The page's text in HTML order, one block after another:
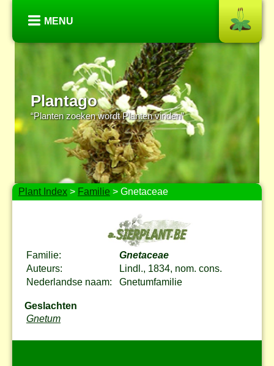
MENU
Plantago
“Planten zoeken wordt Planten vinden”
Plant Index > Familie > Gnetaceae
Familie:
Gnetaceae
Auteurs:
Lindl., 1834, nom. cons.
Nederlandse naam:
Gnetumfamilie
Geslachten
Gnetum